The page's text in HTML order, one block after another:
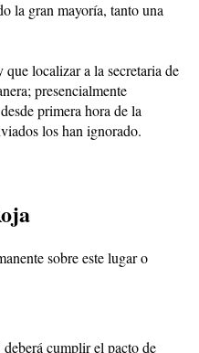
la gran mayoría, tanto una
localizar a la secretaria de
presencialmente
primera hora de la
los han ignorado.
sobre este lugar o
cumplir el pacto de